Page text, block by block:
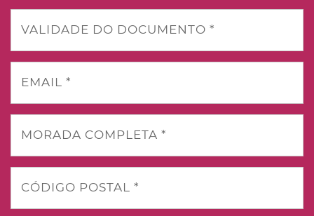
VALIDADE DO DOCUMENTO *
EMAIL *
MORADA COMPLETA *
CÓDIGO POSTAL *